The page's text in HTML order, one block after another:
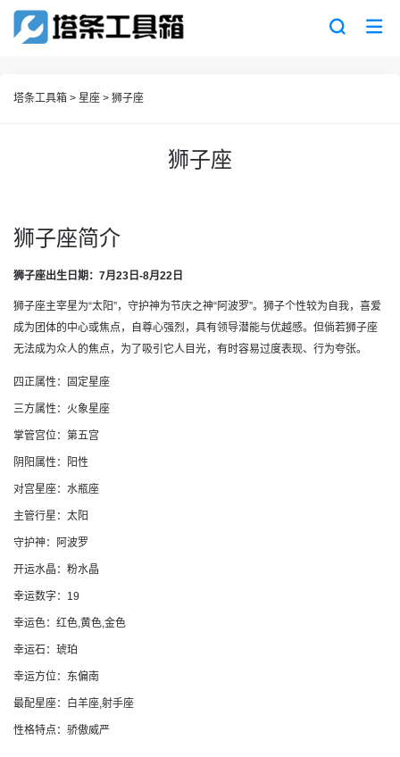
塔条工具箱 > 星座 > 狮子座
狮子座
狮子座简介
狮子座出生日期：7月23日-8月22日
狮子座主宰星为“太阳”，守护神为节庆之神“阿波罗”。狮子个性较为自我，喜爱
成为团体的中心或焦点，自尊心强烈，具有领导潜能与优越感。但倘若狮子座
无法成为众人的焦点，为了吸引它人目光，有时容易过度表现、行为夸张。
四正属性：固定星座
三方属性：火象星座
掌管宫位：第五宫
阴阳属性：阳性
对宫星座：水瓶座
主管行星：太阳
守护神：阿波罗
开运水晶：粉水晶
幸运数字：19
幸运色：红色,黄色,金色
幸运石：琥珀
幸运方位：东偏南
最配星座：白羊座,射手座
性格特点：骄傲威严